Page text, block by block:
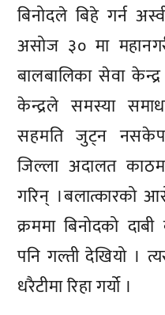
बिनोदले बिहे गर्न
असोज ३० मा
बालबालिका सेवा
केन्द्रले समस्या
सहमति जुट्न
जिल्ला अदालत
गरिन् ।बलात्कारको
क्रममा बिनोदको
पनि गल्ती देखियो ।
धरैटीमा रिहा गर्यो ।